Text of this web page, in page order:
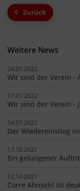
Zurück
Weitere News
24.01.2022
Wir sind der Verein -
17.01.2022
Wir sind der Verein -
14.01.2022
Der Wiedereinstieg
17.10.2021
Ein gelungener
12.10.2021
Corre Ahnsehl ist